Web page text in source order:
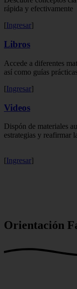
rápida y efectivamente
[Ingresar]
Libros
Accede a diferentes
así como guías
[Ingresar]
Videos
Dispón de materiales
estrategias y reafirmar
[Ingresar]
Orientación